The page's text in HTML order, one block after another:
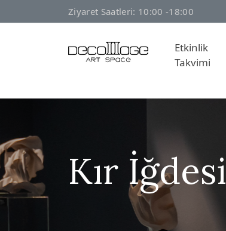
Ziyaret Saatleri: 10:00 -18:00
Etkinlik
Takvimi
Kır İğdesi